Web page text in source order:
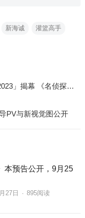
新海诚 灌篮高手
环球影城「UNIVERSAL COOL JAPAN 2023」揭幕 《名侦探柯南》打头阵推出黑衣组织新设施
PV与新视觉图公开
本预告公开，9月25
27日 · 895阅读